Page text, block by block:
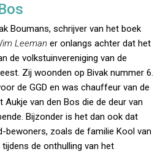
Boumans, schrijver van het boek
Leemaner onlangs achter dat het
de volkstuinvereniging van de
Zij woonden op Bivak nummer 6.
de GGD en was chauffeur van de
Aukje van den Bos die de deur van
Bijzonder is het dan ook dat
bewoners, zoals de familie Kool van
de onthulling van het